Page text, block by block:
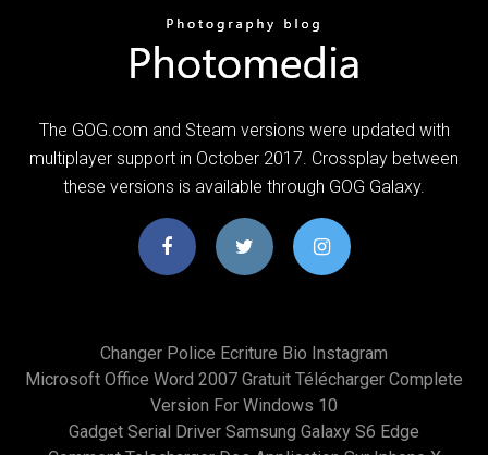
The GOG.com and Steam versions were updated with
multiplayer support in October 2017. Crossplay between
these versions is available through GOG Galaxy.
Changer Police Ecriture Bio Instagram
Microsoft Office Word 2007 Gratuit Télécharger Complete
Version For Windows 10
Gadget Serial Driver Samsung Galaxy S6 Edge